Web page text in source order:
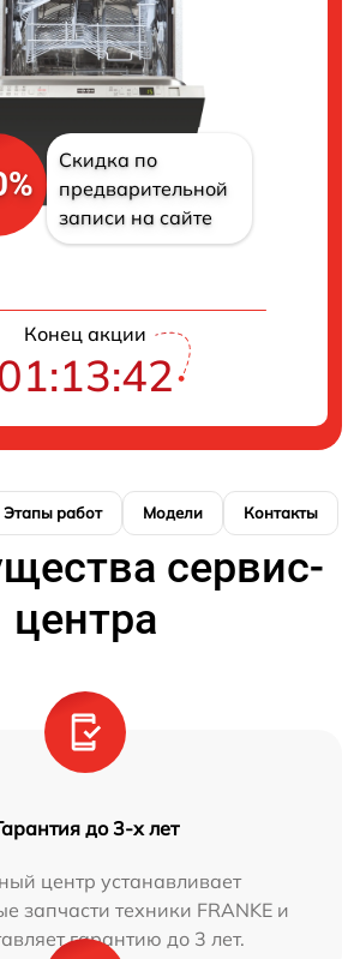
Скидка по
предварительной
записи на сайте
Конец акции
Этапы работ Модели Контакты
сервис-
центра
до 3-х лет
центр устанавливает
запчасти техники FRANKE и
гарантию до 3 лет.